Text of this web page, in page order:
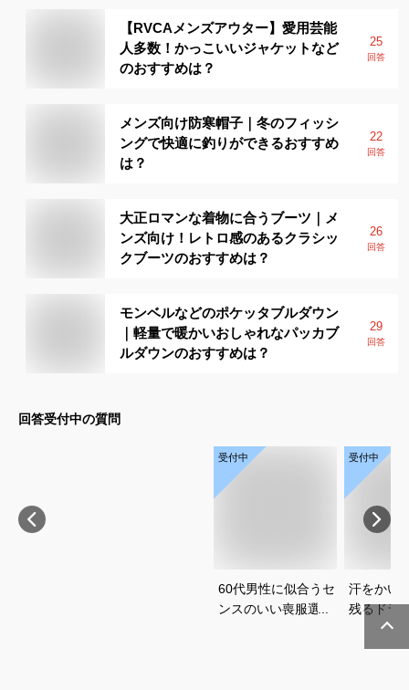
【RVCAメンズアウター】愛用芸能
人多数！かっこいいジャケットなど
のおすすめは？
25
回答
メンズ向け防寒帽子｜冬のフィッシ
ングで快適に釣りができるおすすめ
は？
22
回答
大正ロマンな着物に合うブーツ｜メ
ンズ向け！レトロ感のあるクラシッ
クブーツのおすすめは？
26
回答
モンベルなどのポケッタブルダウン
｜軽量で暖かいおしゃれなパッカブ
ルダウンのおすすめは？
29
回答
回答受付中の質問
受付中
60代男性に似合うセ
ンスのいい喪服選び
受付中
汗をかい
残るドラ
シャンプ
ください